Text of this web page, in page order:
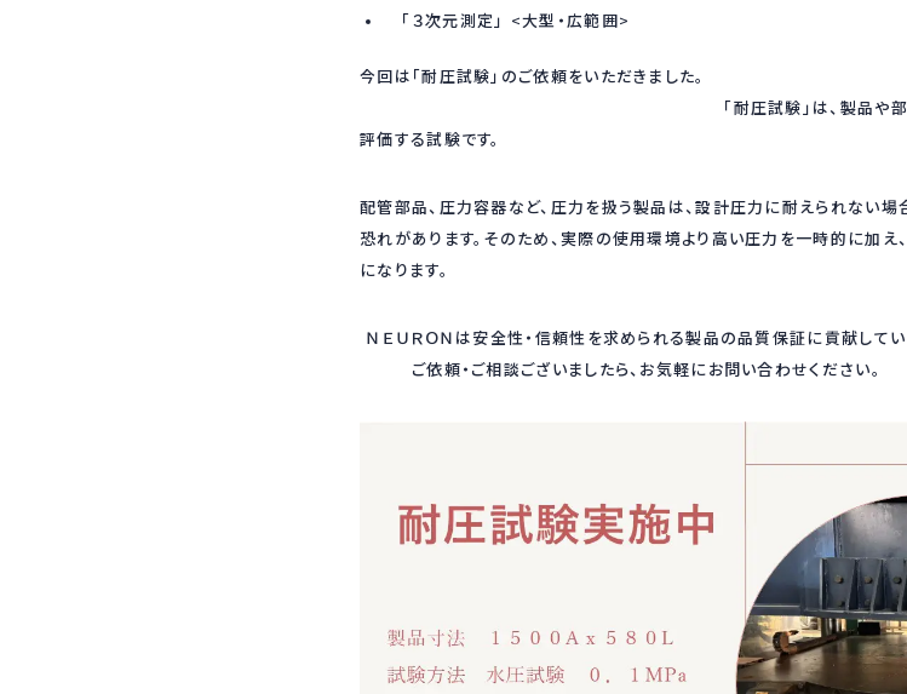
「３次元測定」 <大型・広範囲>
今回は「耐圧試験」のご依頼
「耐圧試験」は、製品や部材が「設計上想
評価する試験です。
配管部品、圧力容器など、圧力を扱う製品は、設計圧力に耐えられない
恐れがあります。そのため、実際の使用環境より高い圧力を一時的に加え
になります。
ＮＥＵＲＯＮは安全性・信頼性を求められる製
ご依頼・ご相談ございましたら、お気軽にお問い合わせください。